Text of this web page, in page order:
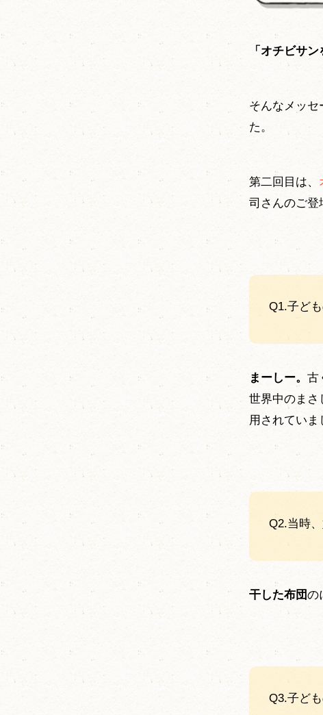
「オチビサ
そんなメッセ
た。
第二回目は、
司さんのご登
Q1.子ど
まーしー。 古
世界中のまさ
用されていま
Q2.当時
干した布団の
Q3.子ど